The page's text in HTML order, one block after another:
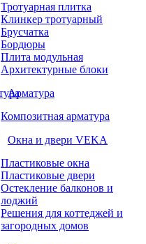
Тротуарная плитка
Клинкер тротуарный
Брусчатка
Бордюры
Плита модульная
Архитектурные блоки
Арматура
Композитная арматура
Окна и двери VEKA
Пластиковые окна
Пластиковые двери
Остекление балконов и
лоджий
Решения для коттеджей и
загородных домов